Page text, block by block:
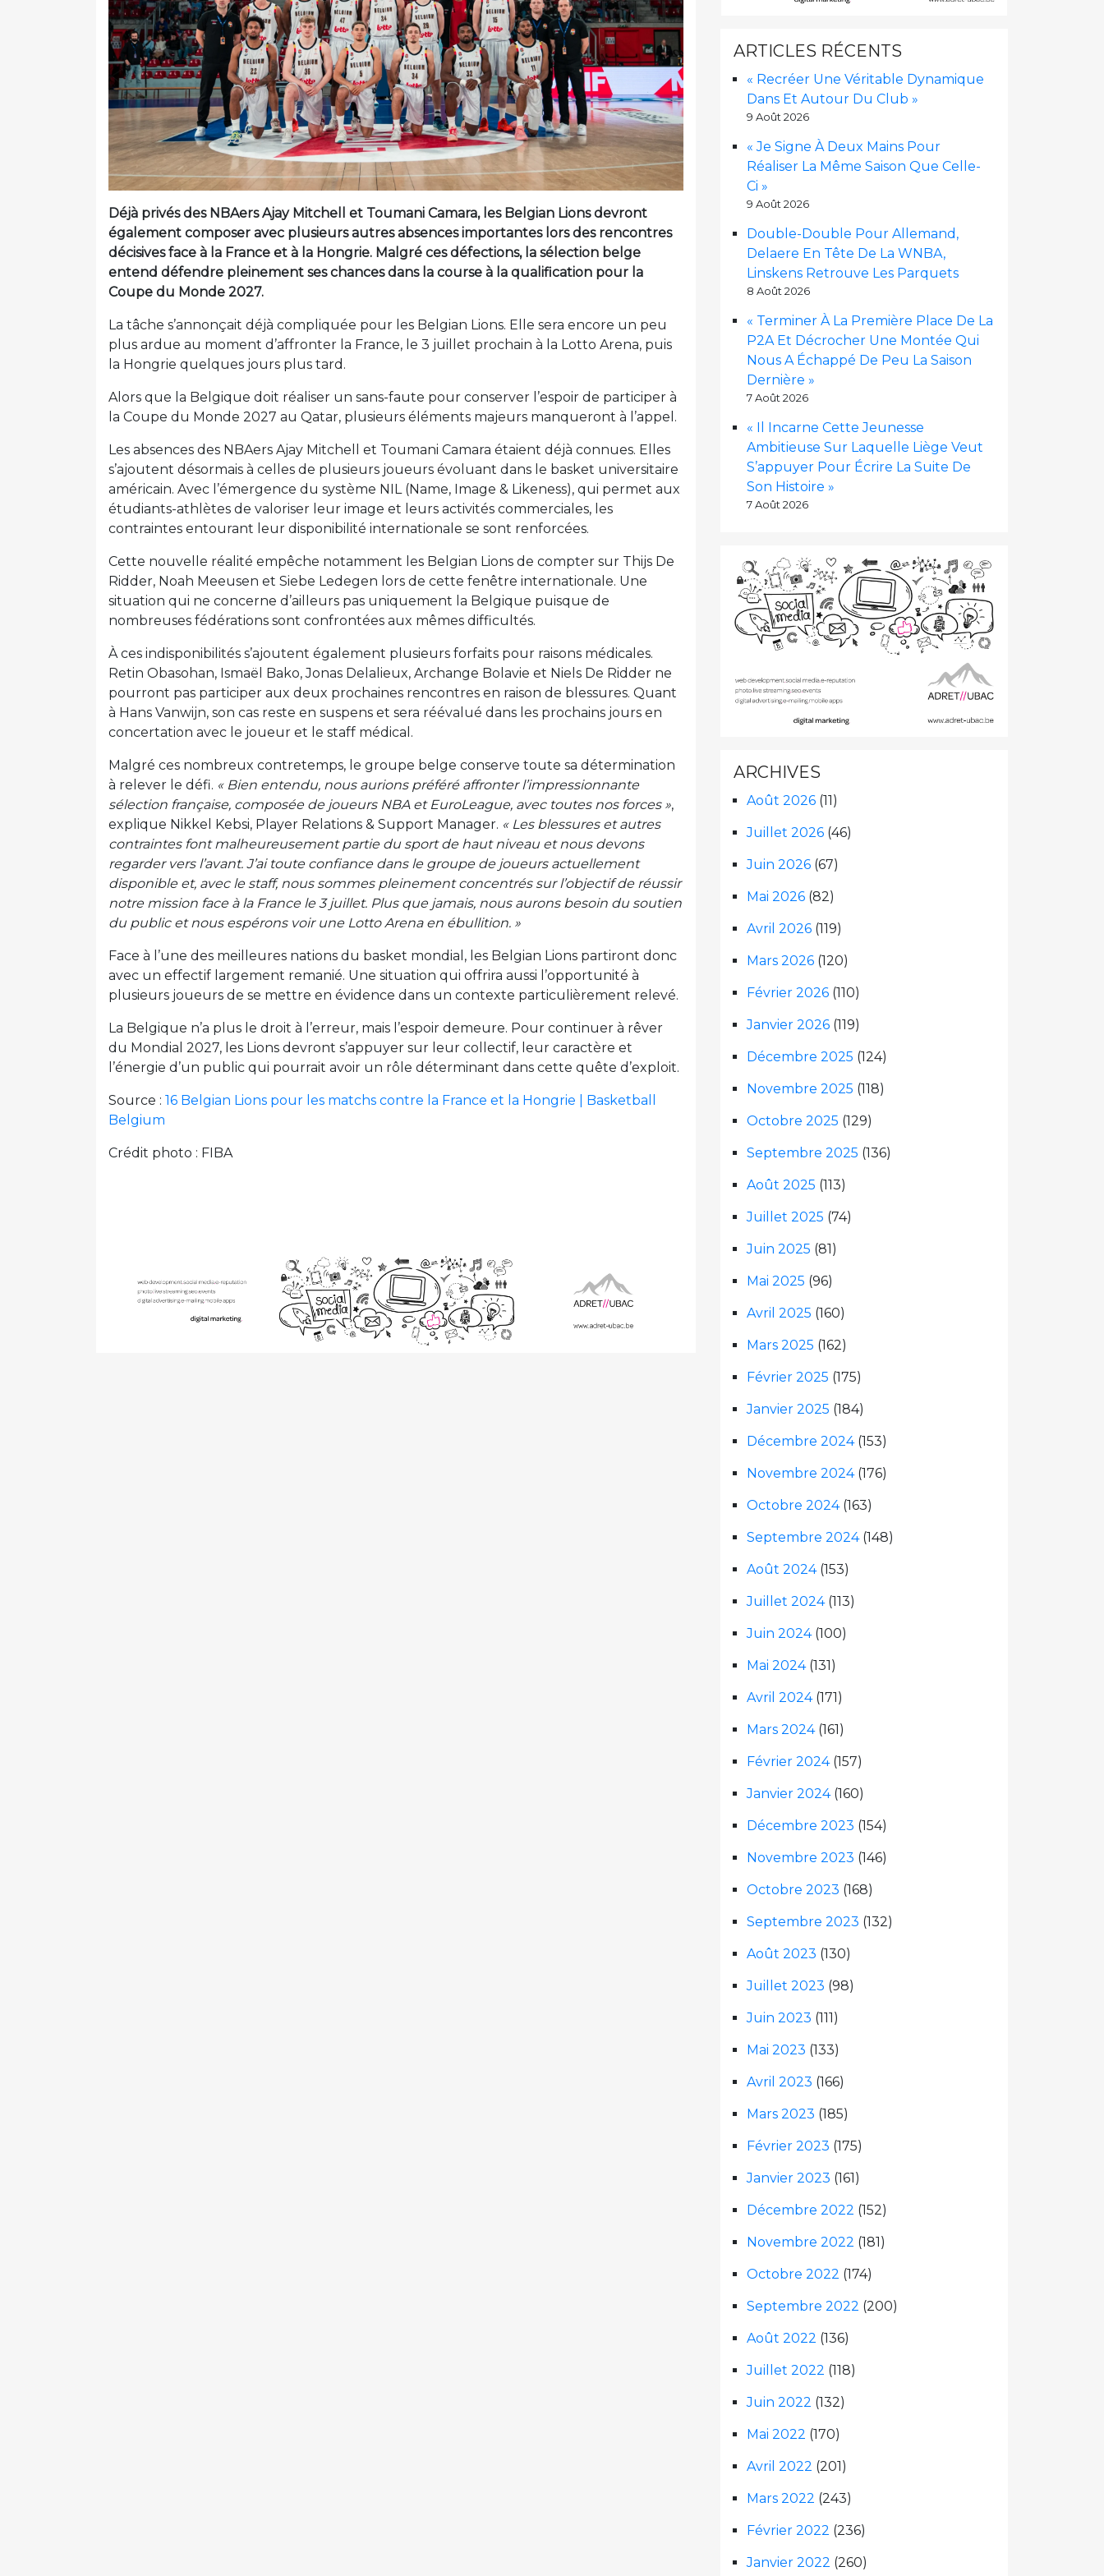
Déjà privés des NBAers Ajay Mitchell et Toumani Camara, les Belgian Lions devront
également composer avec plusieurs autres absences importantes lors des rencontres
décisives face à la France et à la Hongrie. Malgré ces défections, la sélection belge
entend défendre pleinement ses chances dans la course à la qualification pour la
Coupe du Monde 2027.
La tâche s’annonçait déjà compliquée pour les Belgian Lions. Elle sera encore un peu
plus ardue au moment d’affronter la France, le 3 juillet prochain à la Lotto Arena, puis
la Hongrie quelques jours plus tard.
Alors que la Belgique doit réaliser un sans-faute pour conserver l’espoir de participer à
la Coupe du Monde 2027 au Qatar, plusieurs éléments majeurs manqueront à l’appel.
Les absences des NBAers Ajay Mitchell et Toumani Camara étaient déjà connues. Elles
s’ajoutent désormais à celles de plusieurs joueurs évoluant dans le basket universitaire
américain. Avec l’émergence du système NIL (Name, Image & Likeness), qui permet aux
étudiants-athlètes de valoriser leur image et leurs activités commerciales, les
contraintes entourant leur disponibilité internationale se sont renforcées.
Cette nouvelle réalité empêche notamment les Belgian Lions de compter sur Thijs De
Ridder, Noah Meeusen et Siebe Ledegen lors de cette fenêtre internationale. Une
situation qui ne concerne d’ailleurs pas uniquement la Belgique puisque de
nombreuses fédérations sont confrontées aux mêmes difficultés.
À ces indisponibilités s’ajoutent également plusieurs forfaits pour raisons médicales.
Retin Obasohan, Ismaël Bako, Jonas Delalieux, Archange Bolavie et Niels De Ridder ne
pourront pas participer aux deux prochaines rencontres en raison de blessures. Quant
à Hans Vanwijn, son cas reste en suspens et sera réévalué dans les prochains jours en
concertation avec le joueur et le staff médical.
Malgré ces nombreux contretemps, le groupe belge conserve toute sa détermination
à relever le défi. « Bien entendu, nous aurions préféré affronter l’impressionnante
sélection française, composée de joueurs NBA et EuroLeague, avec toutes nos forces »,
explique Nikkel Kebsi, Player Relations & Support Manager. « Les blessures et autres
contraintes font malheureusement partie du sport de haut niveau et nous devons
regarder vers l’avant. J’ai toute confiance dans le groupe de joueurs actuellement
disponible et, avec le staff, nous sommes pleinement concentrés sur l’objectif de réussir
notre mission face à la France le 3 juillet. Plus que jamais, nous aurons besoin du soutien
du public et nous espérons voir une Lotto Arena en ébullition. »
Face à l’une des meilleures nations du basket mondial, les Belgian Lions partiront donc
avec un effectif largement remanié. Une situation qui offrira aussi l’opportunité à
plusieurs joueurs de se mettre en évidence dans un contexte particulièrement relevé.
La Belgique n’a plus le droit à l’erreur, mais l’espoir demeure. Pour continuer à rêver
du Mondial 2027, les Lions devront s’appuyer sur leur collectif, leur caractère et
l’énergie d’un public qui pourrait avoir un rôle déterminant dans cette quête d’exploit.
Source : 16 Belgian Lions pour les matchs contre la France et la Hongrie | Basketball
Belgium
Crédit photo : FIBA
ARTICLES RÉCENTS
« Recréer Une Véritable Dynamique
Dans Et Autour Du Club »
9 Août 2026
« Je Signe À Deux Mains Pour
Réaliser La Même Saison Que Celle-
Ci »
9 Août 2026
Double-Double Pour Allemand,
Delaere En Tête De La WNBA,
Linskens Retrouve Les Parquets
8 Août 2026
« Terminer À La Première Place De La
P2A Et Décrocher Une Montée Qui
Nous A Échappé De Peu La Saison
Dernière »
7 Août 2026
« Il Incarne Cette Jeunesse
Ambitieuse Sur Laquelle Liège Veut
S’appuyer Pour Écrire La Suite De
Son Histoire »
7 Août 2026
ARCHIVES
Août 2026 (11)
Juillet 2026 (46)
Juin 2026 (67)
Mai 2026 (82)
Avril 2026 (119)
Mars 2026 (120)
Février 2026 (110)
Janvier 2026 (119)
Décembre 2025 (124)
Novembre 2025 (118)
Octobre 2025 (129)
Septembre 2025 (136)
Août 2025 (113)
Juillet 2025 (74)
Juin 2025 (81)
Mai 2025 (96)
Avril 2025 (160)
Mars 2025 (162)
Février 2025 (175)
Janvier 2025 (184)
Décembre 2024(153)
Novembre 2024(176)
Octobre 2024(163)
Septembre 2024(148)
Août 2024(153)
Juillet 2024(113)
Juin 2024(100)
Mai 2024(131)
Avril 2024(171)
Mars 2024(161)
Février 2024(157)
Janvier 2024(160)
Décembre 2023 (154)
Novembre 2023 (146)
Octobre 2023 (168)
Septembre 2023 (132)
Août 2023 (130)
Juillet 2023 (98)
Juin 2023 (111)
Mai 2023 (133)
Avril 2023 (166)
Mars 2023 (185)
Février 2023 (175)
Janvier 2023 (161)
Décembre 2022 (152)
Novembre 2022 (181)
Octobre 2022 (174)
Septembre 2022 (200)
Août 2022 (136)
Juillet 2022 (118)
Juin 2022 (132)
Mai 2022 (170)
Avril 2022 (201)
Mars 2022 (243)
Février 2022 (236)
Janvier 2022 (260)